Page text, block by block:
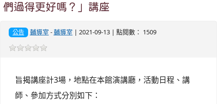
們過得更好嗎？」講座
公告 輔導室 -輔導室 | 2021-09-13 | 點閱數： 1509
旨揭講座計3場，地點在本館演講廳，活動日程、講
師、參加方式分別如下：